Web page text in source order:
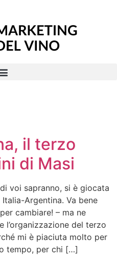
il terzo
di Masi
voi sapranno, si è giocata
Argentina. Va bene
cambiare! – ma ne
l’organizzazione del terzo
mi è piaciuta molto per
tempo, per chi […]